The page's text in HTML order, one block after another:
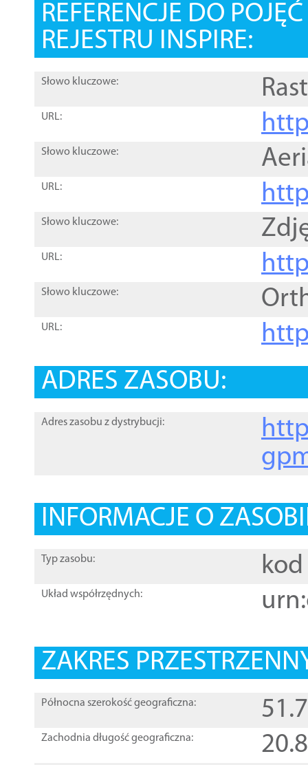
REFERENCJE DO
REJESTRU INSPIRE:
Słowo kluczowe:
URL:
Słowo kluczowe:
URL:
Słowo kluczowe:
URL:
Słowo kluczowe:
URL:
ADRES ZASOBU:
Adres zasobu z dystrybucji:
INFORMACJE O
Typ zasobu: kod
Układ współrzędnych:
ZAKRES
Północna szerokość geograficzna:
Zachodnia długość geograficzna: